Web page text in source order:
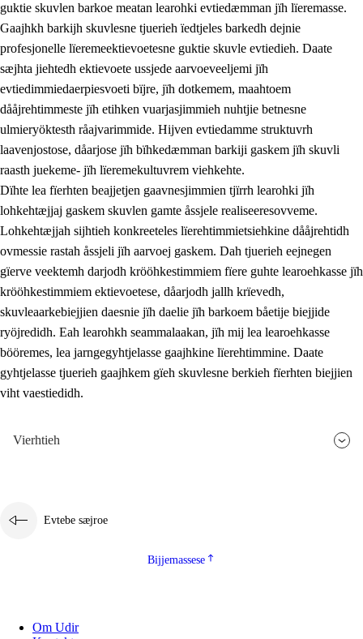
guktie skuvlen barkoe meatan learohki evtiedæmman jïh lïeremasse.
Gaajhkh barkijh skuvlesne tjuerieh ïedtjeles barkedh dejnie
profesjonelle lïeremeektievoetesne guktie skuvle evtiedieh. Daate
sæjhta jiehtedh ektievoete ussjede aarvoeveeljemi jïh
evtiedimmiedaerpiesvoeti bïjre, jïh dotkemem, maahtoem
dååjrehtimmeste jïh etihken vuarjasjimmieh nuhtjie betnesne
ulmieryöktesth råajvarimmide. Hijven evtiedamme struktuvrh
laavenjostose, dåarjose jïh bïhkedæmman barkiji gaskem jïh skuvli
raasth juekeme- jïh lïeremekultuvrem viehkehte.
Dïhte lea fïerhten beajjetjen gaavnesjimmien tjïrrh learohki jïh
lohkehtæjjaj gaskem skuvlen gamte åssjele realiseeresovveme.
Lohkehtæjjah sijhtieh konkreeteles lïerehtimmietsiehkine dååjrehtidh
ovmessie rastah åssjeli jïh aarvoej gaskem. Dah tjuerieh eejnegen
gïerve veektemh darjodh krööhkestimmiem fïere guhte learoehkasse jïh
krööhkestimmiem ektievoetese, dåarjodh jallh krïevedh,
skuvleaarkebiejjien daesnie jïh daelie jïh barkoem båetije biejjide
ryöjredidh. Eah learohkh seammalaakan, jïh mij lea learoehkasse
bööremes, lea jarngegyhtjelasse gaajhkine lïerehtimmine. Daate
gyhtjelasse tjuerieh gaajhkem gïeh skuvlesne berkieh fïerhten biejjien
viht vaestiedidh.
Vierhtieh
Evtebe sæjroe
Bijjemassese
Om Udir